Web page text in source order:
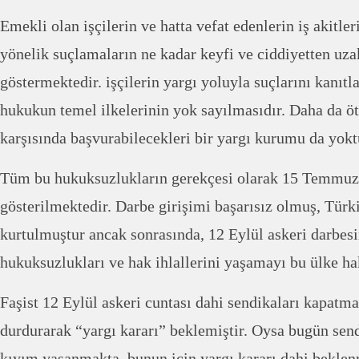
Emekli olan işçilerin ve hatta vefat edenlerin iş
yönelik suçlamaların ne kadar keyfi ve ciddiyetten
göstermektedir. işçilerin yargı yoluyla suçlarını
hukukun temel ilkelerinin yok sayılmasıdır. Daha da
karşısında başvurabilecekleri bir yargı kurumu da
Tüm bu hukuksuzlukların gerekçesi olarak 15
gösterilmektedir. Darbe girişimi başarısız olmuş,
kurtulmuştur ancak sonrasında, 12 Eylül askeri
hukuksuzlukları ve hak ihlallerini yaşamayı bu ülke
Faşist 12 Eylül askeri cuntası dahi sendikaları
durdurarak “yargı kararı” beklemiştir. Oysa bugün